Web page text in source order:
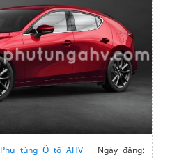
Phụ tùng Ô tô AHVNgày đăng: